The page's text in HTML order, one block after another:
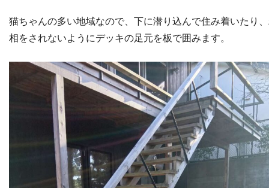
猫ちゃんの多い地域なので、下に潜り込んで住み着いたり
相をされないようにデッキの足元を板で囲みます。